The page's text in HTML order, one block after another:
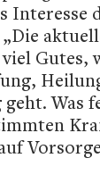
Interesse
Gutes,
Was